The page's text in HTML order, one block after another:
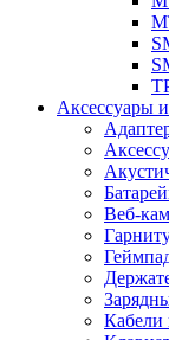
Аксессуары
Веб-
Кабели